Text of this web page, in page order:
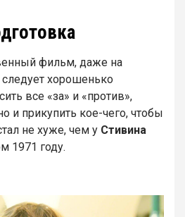
фильм, даже на
хорошенько
все «за» и «против»,
и прикупить кое-чего, чтобы
не хуже, чем у Стивина
1971 году.